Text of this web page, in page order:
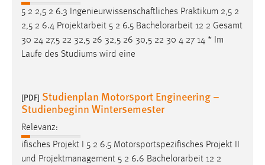
5 2 2,5 2 6.3 Ingenieurwissenschaftliches Praktikum 2,5 2
2,5 2 6.4 Projektarbeit 5 2 6.5 Bachelorarbeit 12 2 Gesamt
30 24 27,5 22 32,5 26 32,5 26 30,5 22 30 4 27 14 * Im
Laufe des Studiums wird eine
[PDF] Studienplan Motorsport Engineering –
Studienbeginn Wintersemester
Relevanz:
ifisches Projekt I 5 2 6.5 Motorsportspezifisches Projekt II
und Projektmanagement 5 2 6.6 Bachelorarbeit 12 2
Anbieter:
Google Ireland Limited
Zweck:
3 Monate
Facebook Pixel
Name: